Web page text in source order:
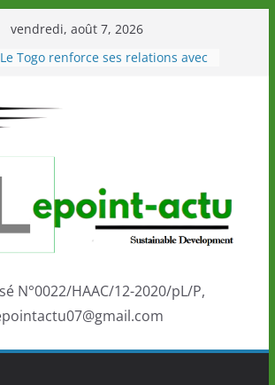
vendredi, août 7, 2026
Le Togo renforce ses relations avec
Éléphants en Côte d’Ivoire
LOTO DETENTE”, un nouveau tirage
marque de confiance au Togo sur
la scène internationale au-delà des
performances de ses athlètes
Togo: Que retenir de la politique
éducation et de l’ambition de
N°0022/HAAC/12-2020/pL/P,